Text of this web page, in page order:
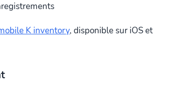
K inventory, disponible sur iOS et